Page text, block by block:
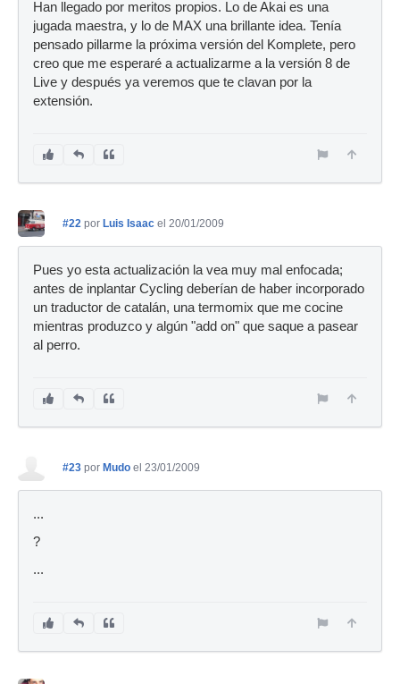
Han llegado por meritos propios. Lo de Akai es una
jugada maestra, y lo de MAX una brillante idea. Tenía
pensado pillarme la próxima versión del Komplete, pero
creo que me esperaré a actualizarme a la versión 8 de
Live y después ya veremos que te clavan por la
extensión.
#22 por Luis Isaac el 20/01/2009
Pues yo esta actualización la vea muy mal enfocada;
antes de inplantar Cycling deberían de haber incorporado
un traductor de catalán, una termomix que me cocine
mientras produzco y algún "add on" que saque a pasear
al perro.
#23 por Mudo el 23/01/2009
...
?
...